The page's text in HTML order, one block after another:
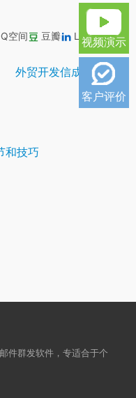
空间 豆瓣
LinkedIn
外贸开发信成功案例
和技巧
件群发软件，专适合于个
视频演示
客户评价